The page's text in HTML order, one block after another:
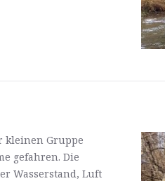
kleinen Gruppe
gefahren. Die
Wasserstand, Luft